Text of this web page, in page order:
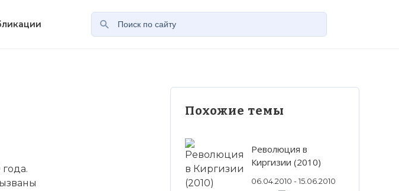
Похожие темы
Революция в
Киргизии (2010)
06.04.2010 - 15.06.2010